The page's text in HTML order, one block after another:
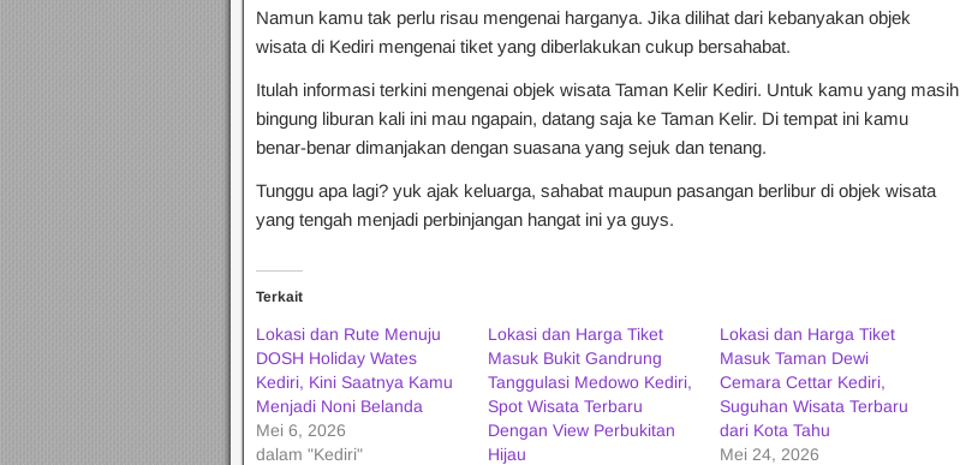
Namun kamu tak perlu risau mengenai harganya. Jika dilihat dari kebanyakan objek
wisata di Kediri mengenai tiket yang diberlakukan cukup bersahabat.
Itulah informasi terkini mengenai objek wisata Taman Kelir Kediri. Untuk kamu yang masih
bingung liburan kali ini mau ngapain, datang saja ke Taman Kelir. Di tempat ini kamu
benar-benar dimanjakan dengan suasana yang sejuk dan tenang.
Tunggu apa lagi? yuk ajak keluarga, sahabat maupun pasangan berlibur di objek wisata
yang tengah menjadi perbinjangan hangat ini ya guys.
Terkait
Lokasi dan Rute Menuju
DOSH Holiday Wates
Kediri, Kini Saatnya Kamu
Menjadi Noni Belanda
Mei 6, 2026
dalam "Kediri"
Lokasi dan Harga Tiket
Masuk Bukit Gandrung
Tanggulasi Medowo Kediri,
Spot Wisata Terbaru
Dengan View Perbukitan
Hijau
Lokasi dan Harga Tiket
Masuk Taman Dewi
Cemara Cettar Kediri,
Suguhan Wisata Terbaru
dari Kota Tahu
Mei 24, 2026